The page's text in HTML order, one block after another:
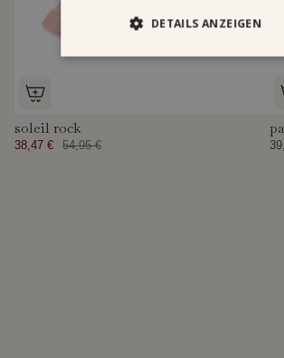
soleil rock
38,47 € 54,95 €
DETAILS ANZEIGEN